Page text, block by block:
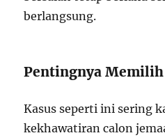
berlangsung.
Pentingnya
Kasus seperti ini sering
kekhawatiran calon